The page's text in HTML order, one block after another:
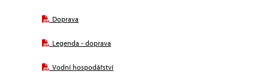
Doprava
Legenda - doprava
Vodní hospodářství